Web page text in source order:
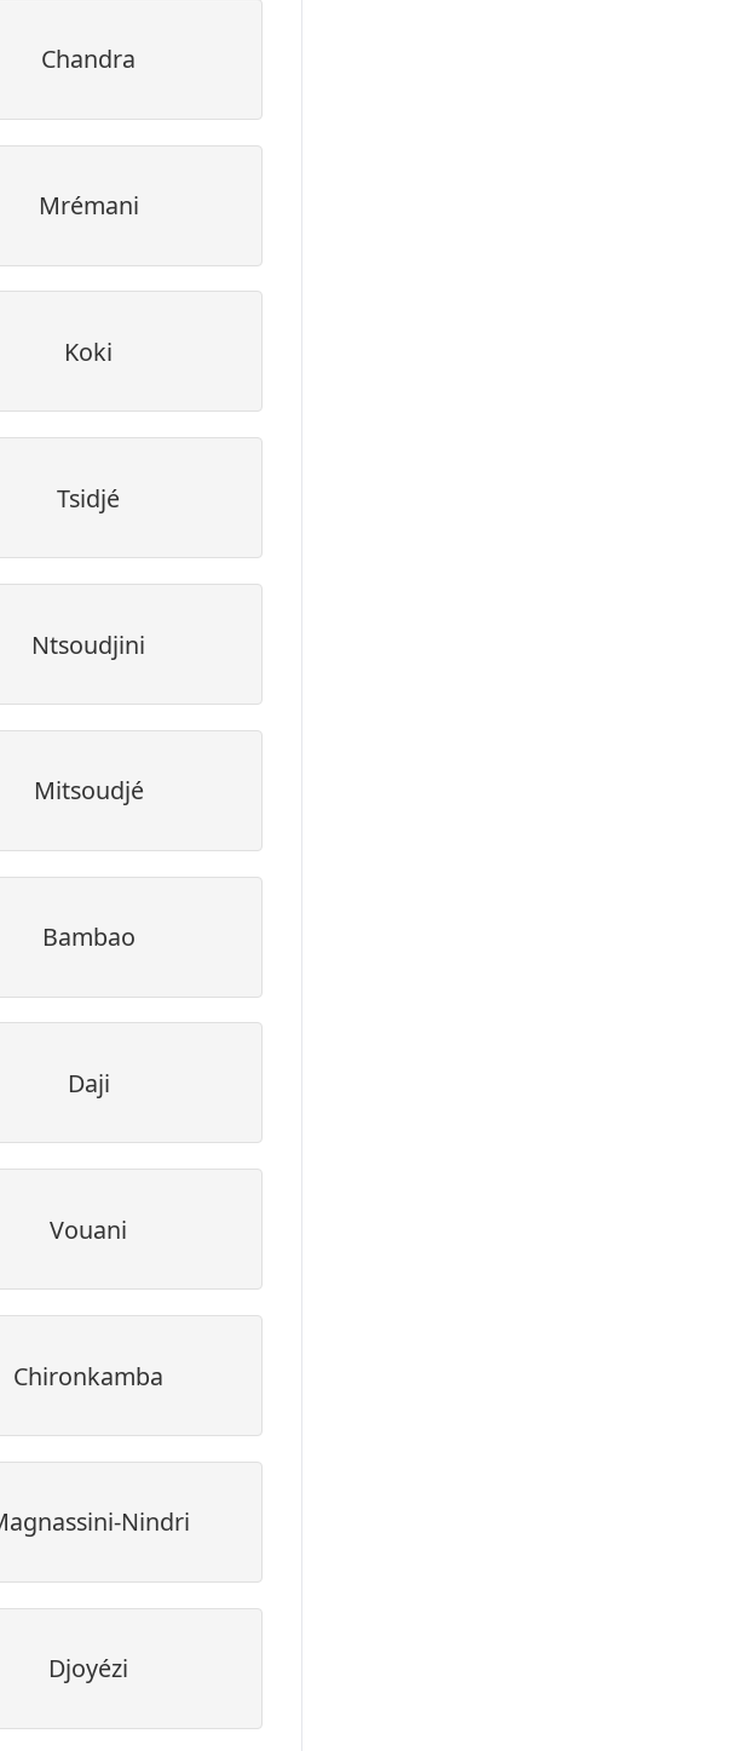
Chandra
Mrémani
Koki
Tsidjé
Ntsoudjini
Mitsoudjé
Bambao
Daji
Vouani
Chironkamba
Nindri
Djoyézi